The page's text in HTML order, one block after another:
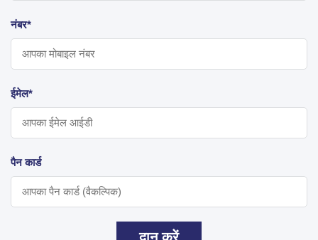
नंबर*
ईमेल*
पैन कार्ड